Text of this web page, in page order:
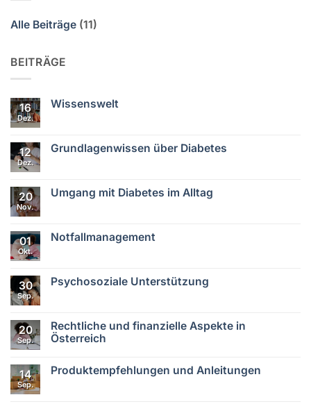
Alle Beiträge (11)
BEITRÄGE
16
Dez.
Wissenswelt
Wissenswelt
12
Dez.
Grundlagenwissen über Diabetes
Grundlagenwissen
über
20
Nov.
Umgang mit Diabetes im Alltag
Umgang
mit
01
Okt.
Notfallmanagement
Notfallmanagement
30
Sep.
Psychosoziale Unterstützung
Psychosoziale
Unterstützung
20
Sep.
Rechtliche und finanzielle Aspekte in
Österreich
zu
14
Sep.
Produktempfehlungen und Anleitungen